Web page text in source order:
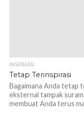
INSPIRASI
Tetap Terinspirasi
Bagaimana Anda tetap
eksternal tampak
membuat Anda terus